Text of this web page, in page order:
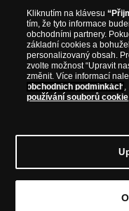
IČ: 28507622; DIČ: CZ28507622
Kliknutím na klávesu
tím, že tyto informace
obchodními partnery.
základní cookies a
personalizovaný obsah.
zvolte možnost “Upravit
změnit. Více informací
obchodních podmínkách ,
používání souborů cookie